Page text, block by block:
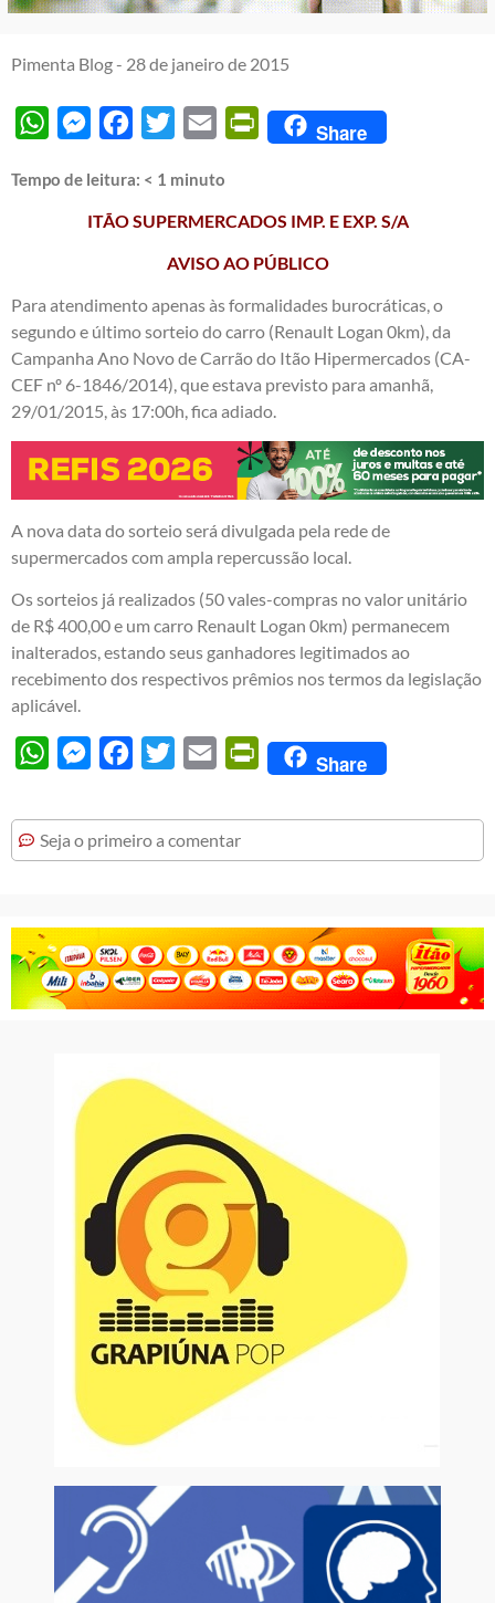
Pimenta Blog - 28 de janeiro de 2015
WhatsAppMessengerFacebook
Twitter Email PrintFriendly
Share
Tempo de leitura: < 1 minuto
ITÃO SUPERMERCADOS IMP. E EXP. S/A
AVISO AO PÚBLICO
Para atendimento apenas às formalidades burocráticas, o
segundo e último sorteio do carro (Renault Logan 0km), da
Campanha Ano Novo de Carrão do Itão Hipermercados (CA-
CEF nº 6-1846/2014), que estava previsto para amanhã,
29/01/2015, às 17:00h, fica adiado.
A nova data do sorteio será divulgada pela rede de
supermercados com ampla repercussão local.
Os sorteios já realizados (50 vales-compras no valor unitário
de R$ 400,00 e um carro Renault Logan 0km) permanecem
inalterados, estando seus ganhadores legitimados ao
recebimento dos respectivos prêmios nos termos da legislação
aplicável.
WhatsAppMessengerFacebook
Twitter Email PrintFriendly
Share
Seja o primeiro a comentar